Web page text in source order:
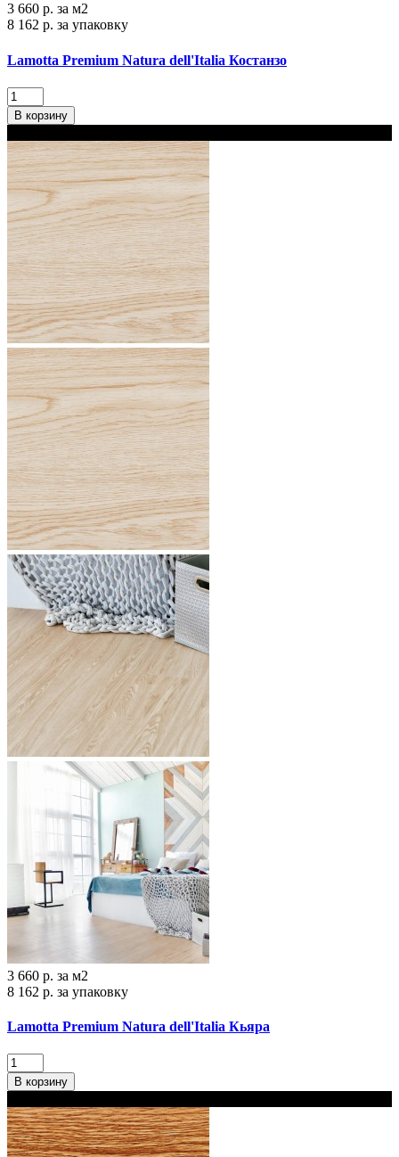
3 660 р. за м2
8 162 р. за упаковку
Lamotta Premium Natura dell'Italia Костанзо
В корзину
3 660 р. за м2
8 162 р. за упаковку
Lamotta Premium Natura dell'Italia Кьяра
В корзину